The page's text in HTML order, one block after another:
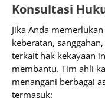
Konsultasi
Jika Anda
keberatan,
terkait hak kekayaan
membantu. Tim ahli
menangani berbagai
termasuk: